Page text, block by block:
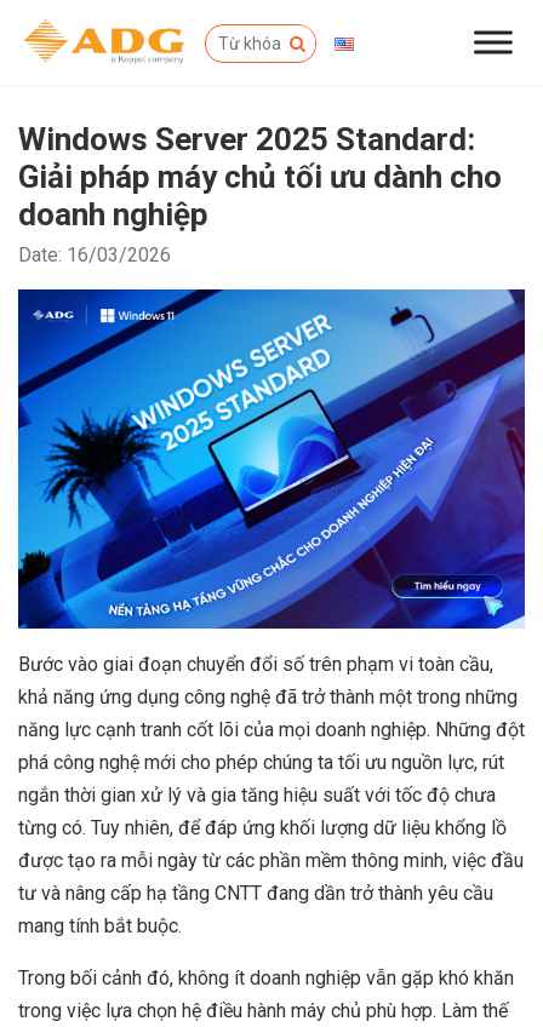
Windows Server 2025 Standard:
Giải pháp máy chủ tối ưu dành cho
doanh nghiệp
Date: 16/03/2026
Bước vào giai đoạn chuyển đổi số trên phạm vi toàn cầu,
khả năng ứng dụng công nghệ đã trở thành một trong những
năng lực cạnh tranh cốt lõi của mọi doanh nghiệp. Những đột
phá công nghệ mới cho phép chúng ta tối ưu nguồn lực, rút
ngắn thời gian xử lý và gia tăng hiệu suất với tốc độ chưa
từng có. Tuy nhiên, để đáp ứng khối lượng dữ liệu khổng lồ
được tạo ra mỗi ngày từ các phần mềm thông minh, việc đầu
tư và nâng cấp hạ tầng CNTT đang dần trở thành yêu cầu
mang tính bắt buộc.
Trong bối cảnh đó, không ít doanh nghiệp vẫn gặp khó khăn
trong việc lựa chọn hệ điều hành máy chủ phù hợp. Làm thế